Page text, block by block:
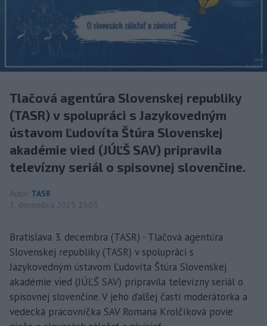
Tlačová agentúra Slovenskej republiky
(TASR) v spolupráci s Jazykovedným
ústavom Ľudovíta Štúra Slovenskej
akadémie vied (JÚĽŠ SAV) pripravila
televízny seriál o spisovnej slovenčine.
Autor TASR
3. decembra 2025 15:03
Bratislava 3. decembra (TASR) - Tlačová agentúra
Slovenskej republiky (TASR) v spolupráci s
Jazykovedným ústavom Ľudovíta Štúra Slovenskej
akadémie vied (JÚĽŠ SAV) pripravila televízny seriál o
spisovnej slovenčine. V jeho ďalšej časti moderátorka a
vedecká pracovníčka SAV Romana Krolčíková povie